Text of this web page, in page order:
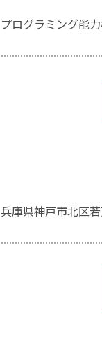
プログラミング能
兵庫県神戸市北区